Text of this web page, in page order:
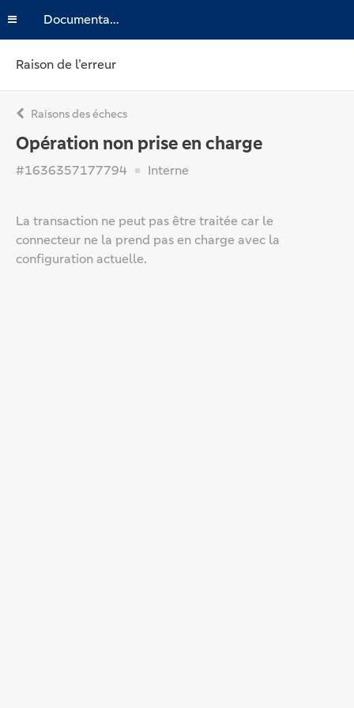
Documentation
Raison de l’erreur
Raisons des échecs
Opération non prise en charge
#1636357177794 Interne
La transaction ne peut pas être traitée car le
connecteur ne la prend pas en charge avec la
configuration actuelle.